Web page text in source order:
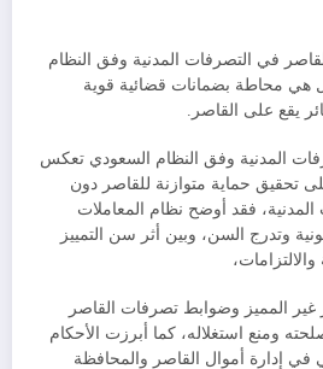
في التصرفات المدنية وفق النظام
هي محاطة بضمانات قضائية قوية
يقع على القاصر.
المدنية وفق النظام السعودي تعكس
تحقيق حماية متوازنة للقاصر دون
المدنية، فقد أوضح نظام المعاملات
وتدرج السن، وبين أثر سن التمييز
المميز وضوابط تصرفات القاصر
ومنع استغلاله، كما أبرزت الأحكام
في إدارة أموال القاصر والمحافظة